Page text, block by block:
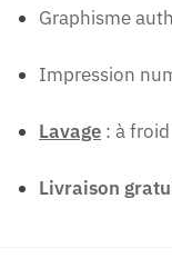
Graphisme
Impression
Lavage : à
Livraison